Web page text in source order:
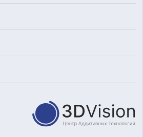
для вакуумного литья